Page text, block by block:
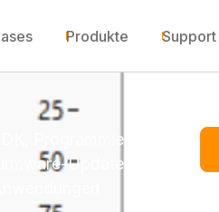
Produkte Support
SDK, Programmierbeispiele,
Firmware-Updates,